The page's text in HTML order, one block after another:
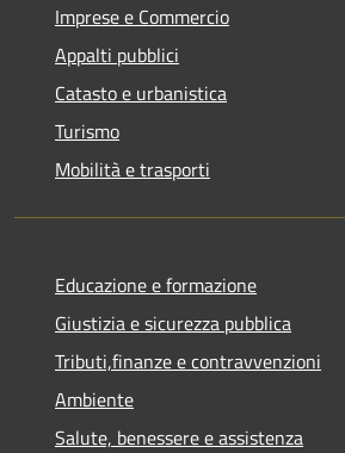
Imprese e Commercio
Appalti pubblici
Catasto e urbanistica
Turismo
Mobilità e trasporti
Educazione e formazione
Giustizia e sicurezza pubblica
Tributi,finanze e contravvenzioni
Ambiente
Salute, benessere e assistenza